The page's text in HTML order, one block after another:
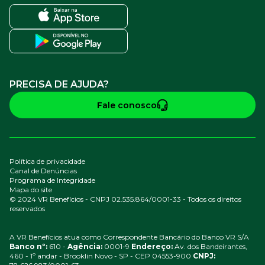
PRECISA DE AJUDA?
Fale conosco
© 2024 VR Benefícios - CNPJ 02.535.864/0001-33 - Todos os direitos
reservados
Política de privacidade
Canal de Denúncias
Programa de Integridade
Mapa do site
A VR Benefícios atua como Correspondente Bancário do Banco VR S/A
Banco nº: 610 - Agência: 0001-9 Endereço: Av. dos Bandeirantes,
460 - 1º andar - Brooklin Novo - SP - CEP 04553-900 CNPJ: